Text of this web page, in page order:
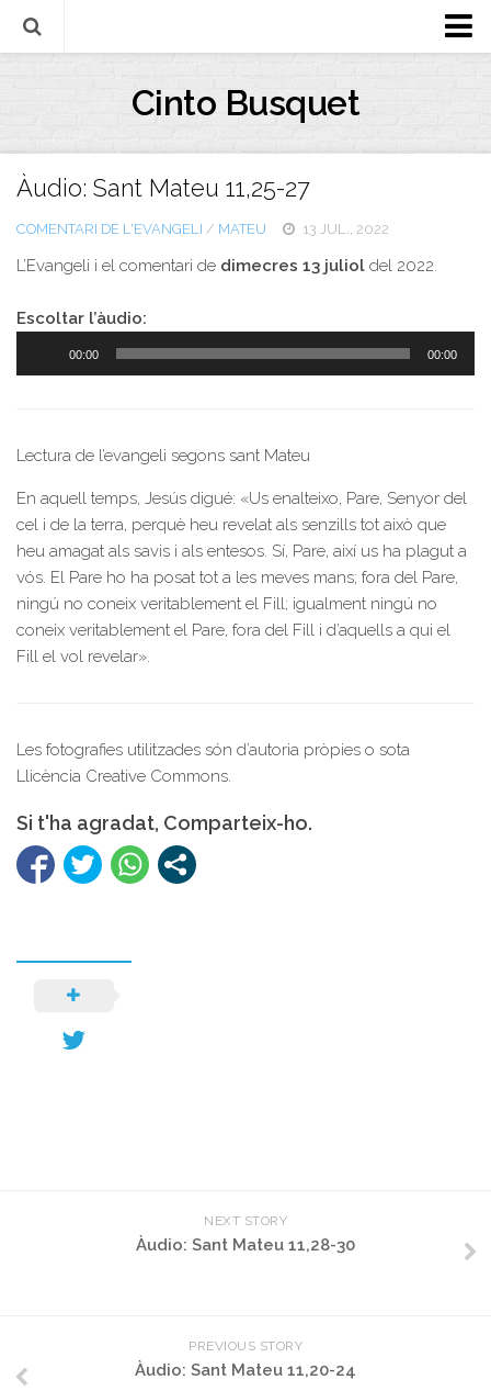
Llibres
Escrits-articles
Notícies
Castellano
Italiano
English
Cinto Busquet
Àudio: Sant Mateu 11,25-27
COMENTARI DE L'EVANGELI / MATEU 13 JUL., 2022
L’Evangeli i el comentari de dimecres 13 juliol del 2022.
Escoltar l’àudio:
00:00 00:00
Lectura de l’evangeli segons sant Mateu
En aquell temps, Jesús digué: «Us enalteixo, Pare, Senyor del
cel i de la terra, perquè heu revelat als senzills tot això que
heu amagat als savis i als entesos. Sí, Pare, així us ha plagut a
vós. El Pare ho ha posat tot a les meves mans; fora del Pare,
ningú no coneix veritablement el Fill; igualment ningú no
coneix veritablement el Pare, fora del Fill i d’aquells a qui el
Fill el vol revelar».
Les fotografies utilitzades són d’autoria pròpies o sota
Llicència Creative Commons.
Si t'ha agradat, Comparteix-ho.
NEXT STORY
Àudio: Sant Mateu 11,28-30
PREVIOUS STORY
Àudio: Sant Mateu 11,20-24